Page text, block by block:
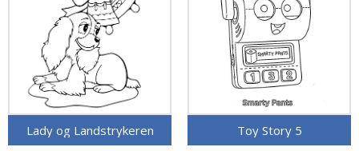
Lady og Landstrykeren Toy Story 5